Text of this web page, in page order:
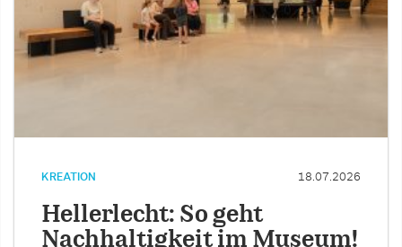
KREATION 18.07.2026
Hellerlecht: So geht
Nachhaltigkeit im Museum!